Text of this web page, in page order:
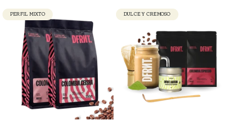
PERFIL MIXTO DULCE Y CREMOSO